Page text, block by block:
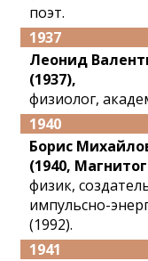
поэт.
1937
Леонид
(1937),
физиолог,
1940
Борис
(1940,
физик,
импульсно-
(1992).
1941